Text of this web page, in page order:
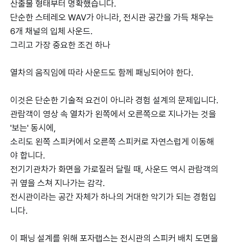
산출물 형태부터 명확했습니다.
단순한 스테레오 WAV가 아니라, 전시관 공간을 가득 채우는
6개 채널의 입체 사운드.
그리고 가장 중요한 조건 하나
열차의 움직임에 따라 사운드도 함께 패닝되어야 한다.
이것은 단순한 기술적 요건이 아니라 경험 설계의 문제입니다.
관람객이 영상 속 열차가 왼쪽에서 오른쪽으로 지나가는 것을
'보는' 동시에,
소리도 왼쪽 스피커에서 오른쪽 스피커로 자연스럽게 이동해
야 합니다.
전기기관차가 화면을 가로질러 달릴 때, 사운드 역시 관람객의
귀 옆을 스쳐 지나가는 감각.
전시관이라는 공간 자체가 하나의 거대한 악기가 되는 경험입
니다.
이 패닝 설계를 위해 포자랩스는 전시관의 스피커 배치 도면을